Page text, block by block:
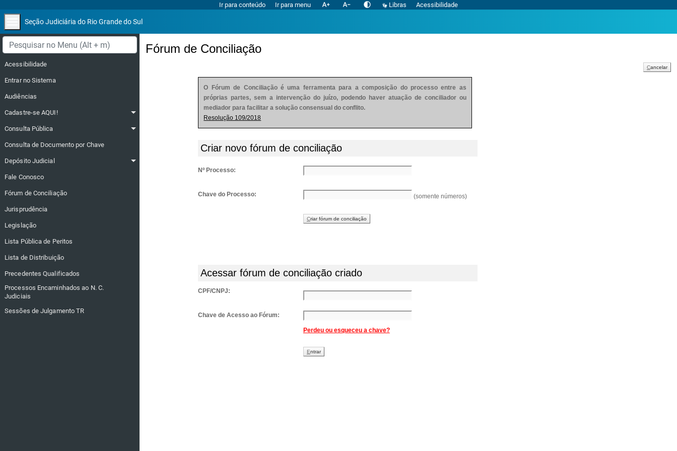
Ir para conteúdo Ir para menu text_increase text_decrease contrast Libras Acessibilidade
Seção Judiciária do Rio Grande do Sul
Menu lateral
Acessibilidade
Entrar no Sistema
Audiências
Cadastre-se AQUI! arrow_drop_down
Consulta Pública arrow_drop_down
Consulta de Documento por Chave
Depósito Judicial arrow_drop_down
Fale Conosco
Fórum de Conciliação
Jurisprudência
Legislação
Lista Pública de Peritos
Lista de Distribuição
Precedentes Qualificados
Processos Encaminhados ao N. C.
Judiciais
Sessões de Julgamento TR
Fórum de Conciliação
Cancelar
O Fórum de Conciliação é uma ferramenta para a composição do processo entre as
próprias partes, sem a intervenção do juízo, podendo haver atuação de conciliador ou
mediador para facilitar a solução consensual do conflito.
Resolução 109/2018
Criar novo fórum de conciliação
Nº Processo:
Chave do Processo: (somente números)
Criar fórum de conciliação
Acessar fórum de conciliação criado
CPF/CNPJ:
Chave de Acesso ao Fórum:
Perdeu ou esqueceu a chave?
Entrar